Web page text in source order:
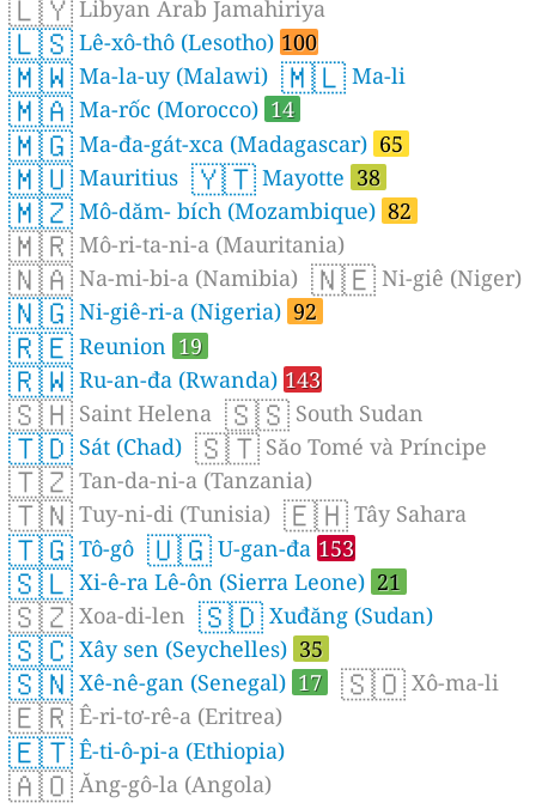
🇱🇾 Libyan Arab Jamahiriya
🇱🇸 Lê-xô-thô (Lesotho) 100
🇲🇼 Ma-la-uy (Malawi) 🇲🇱 Ma-li
🇲🇦 Ma-rốc (Morocco) 14
🇲🇬 Ma-đa-gát-xca (Madagascar) 65
🇲🇺 Mauritius 🇾🇹 Mayotte 38
🇲🇿 Mô-dăm- bích (Mozambique) 82
🇲🇷 Mô-ri-ta-ni-a (Mauritania)
🇳🇦 Na-mi-bi-a (Namibia) 🇳🇪 Ni-giê (Niger)
🇳🇬 Ni-giê-ri-a (Nigeria) 92
🇷🇪 Reunion 19
🇷🇼 Ru-an-đa (Rwanda) 143
🇸🇭 Saint Helena 🇸🇸 South Sudan
🇹🇩 Sát (Chad) 🇸🇹 Săo Tomé và Príncipe
🇹🇿 Tan-da-ni-a (Tanzania)
🇹🇳 Tuy-ni-di (Tunisia) 🇪🇭 Tây Sahara
🇹🇬 Tô-gô 🇺🇬 U-gan-đa 153
🇸🇱 Xi-ê-ra Lê-ôn (Sierra Leone) 21
🇸🇿 Xoa-di-len 🇸🇩 Xuđăng (Sudan)
🇸🇨 Xây sen (Seychelles) 35
🇸🇳 Xê-nê-gan (Senegal) 17 🇸🇴 Xô-ma-li
🇪🇷 Ê-ri-tơ-rê-a (Eritrea)
🇪🇹 Ê-ti-ô-pi-a (Ethiopia)
🇦🇴 Ăng-gô-la (Angola)